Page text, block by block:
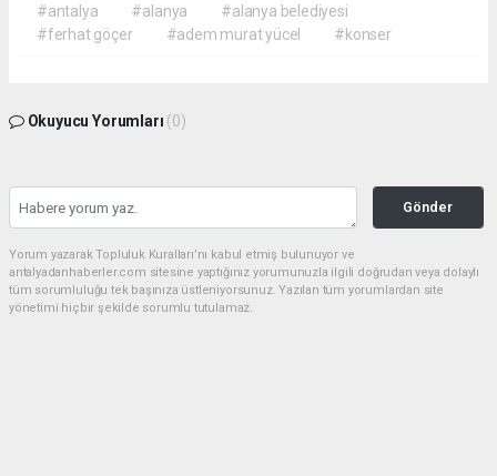
#antalya #alanya
#alanya belediyesi
#ferhat göçer
#adem murat yücel #konser
Okuyucu Yorumları (0)
Gönder
Yorum yazarak Topluluk Kuralları’nı kabul etmiş bulunuyor ve
antalyadanhaberler.com sitesine yaptığınız yorumunuzla ilgili doğrudan veya dolaylı
tüm sorumluluğu tek başınıza üstleniyorsunuz. Yazılan tüm yorumlardan site
yönetimi hiçbir şekilde sorumlu tutulamaz.